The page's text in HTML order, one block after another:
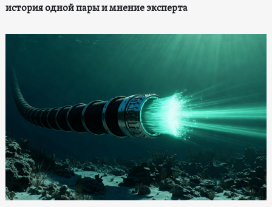
история одной пары и мнение эксперта